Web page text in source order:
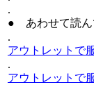
.
● あわせて読ん
.
アウトレットで
.
アウトレットで